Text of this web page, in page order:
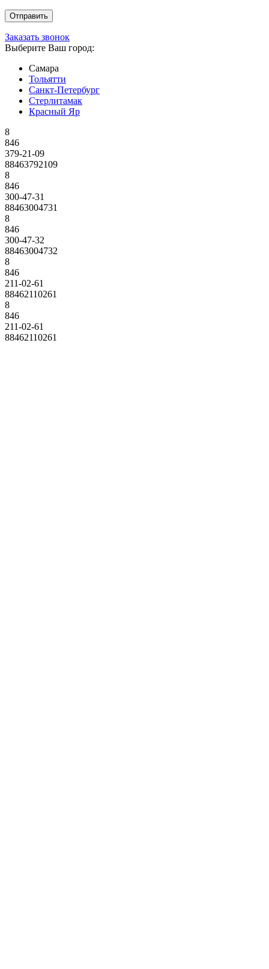
Заказать звонок
Выберите Ваш город:
Самара
Тольятти
Санкт-Петербург
Стерлитамак
Красный Яр
8
846
379-21-09
88463792109
8
846
300-47-31
88463004731
8
846
300-47-32
88463004732
8
846
211-02-61
88462110261
8
846
211-02-61
88462110261